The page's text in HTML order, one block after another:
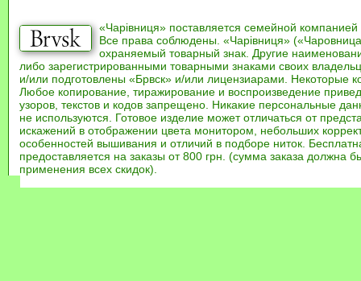
«Чарівниця» поставляется семейной компанией
Все права соблюдены. «Чарівниця»
охраняемый товарный знак. Другие
либо зарегистрированными товарными знаками своих
и/или подготовлены «Брвск» и/или лицензиарами. Некоторые
Любое копирование, тиражирование и воспроизведение
узоров, текстов и кодов запрещено. Никакие персональные
не используются. Готовое изделие может отличаться от
искажений в отображении цвета монитором, небольших
особенностей вышивания и отличий в подборе ниток.
предоставляется на заказы от 800 грн. (сумма заказа должна
применения всех скидок).